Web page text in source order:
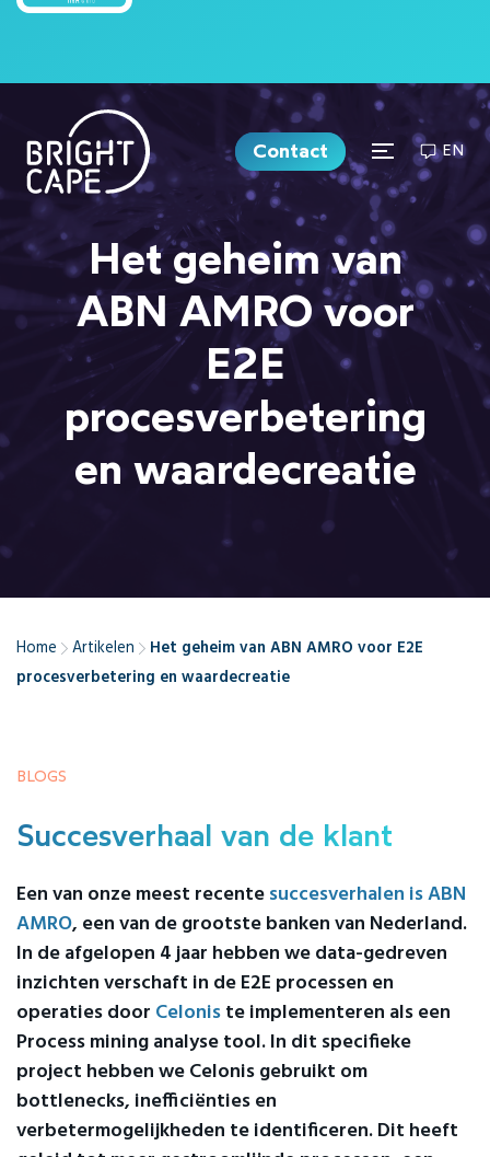
Contact EN
Het geheim van
ABN AMRO voor
E2E
procesverbetering
en waardecreatie
Home Artikelen
Het geheim van ABN AMRO voor E2E
procesverbetering en waardecreatie
BLOGS
Succesverhaal van de klant
Een van onze meest recentesuccesverhalen is ABN
AMRO, een van de grootste banken van Nederland.
In de afgelopen 4 jaar hebben we data-gedreven
inzichten verschaft in de E2E processen en
operaties door Celoniste implementeren als een
Process mining analyse tool.In dit specifieke
project hebben we Celonis gebruikt om
bottlenecks, inefficiënties en
verbetermogelijkheden te identificeren. Dit heeft